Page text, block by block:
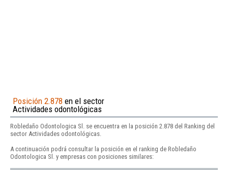
Posición 2.878 en el sector
Actividades odontológicas
Robledaño Odontologica Sl. se encuentra en la posición 2.878 del Ranking del
sector Actividades odontológicas.
A continuación podrá consultar la posición en el ranking de Robledaño
Odontologica Sl. y empresas con posiciones similares: